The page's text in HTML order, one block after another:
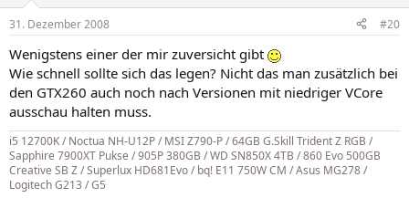
31. Dezember 2008 #20
Wenigstens einer der mir zuversicht gibt
Wie schnell sollte sich das legen? Nicht das man zusätzlich bei
den GTX260 auch noch nach Versionen mit niedriger VCore
ausschau halten muss.
i5 12700K / Noctua NH-U12P / MSI Z790-P / 64GB G.Skill Trident Z RGB /
Sapphire 7900XT Pukse /905P 380GB / WD SN850X 4TB / 860 Evo 500GB
Creative SB Z / Superlux HD681Evo / bq! E11 750W CM / Asus MG278 /
Logitech G213 / G5